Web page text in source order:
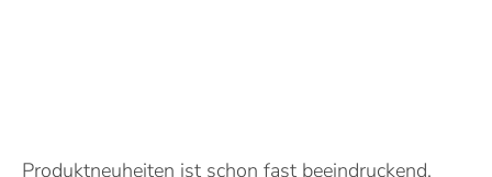
Produktneuheiten ist schon fast beeindruckend,